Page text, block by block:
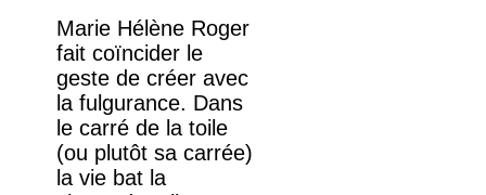
Marie Hélène Roger
fait coïncider le
geste de créer avec
la fulgurance. Dans
le carré de la toile
(ou plutôt sa carrée)
la vie bat la